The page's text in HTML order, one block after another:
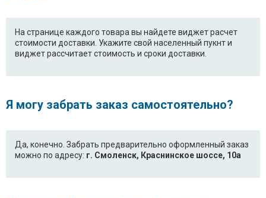
F1273ND.ABWPCOM F1256ND1.ABWPCOM
F10C3LD.ABWPKIV F8091LD.ABWPCOM
F80C3LD.ABWPKIV WD-10481TP.AOWPTSK
На странице каждого товара вы найдете виджет расчет
стоимости доставки. Укажите свой населенный пукнт и
виджет рассчитает стоимость и сроки доставки.
Я могу забрать заказ самостоятельно?
Да, конечно. Забрать предварительно оформленный заказ
можно по адресу: г. Смоленск, Краснинское шоссе, 10а